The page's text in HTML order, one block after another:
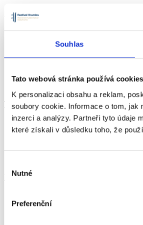
Souhlas
Tato webová stránka používá cookies
K personalizaci obsahu a reklam,
soubory cookie. Informace o tom,
inzerci a analýzy. Partneři tyto údaje
které získali v důsledku toho, že
souhlasu
Nutné
Preferenční
Důležité
O festivalu a jeho historii
Galerie
Kontakt
Pořadatelské podmínky
Pro info
Vaše návštěva
Pro média
Kontakt